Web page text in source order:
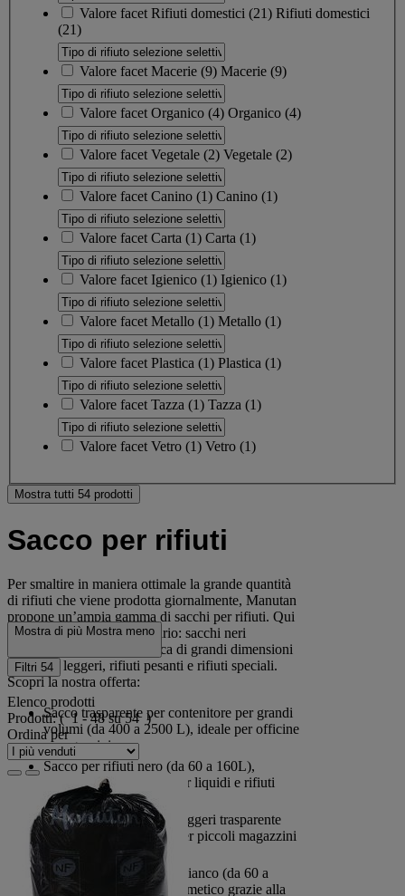
Valore facet Rifiuti domestici (21) Rifiuti domestici
(21)
Valore facet Macerie (9) Macerie (9)
Valore facet Organico (4) Organico (4)
Valore facet Vegetale (2) Vegetale (2)
Valore facet Canino (1) Canino (1)
Valore facet Carta (1) Carta (1)
Valore facet Igienico (1) Igienico (1)
Valore facet Metallo (1) Metallo (1)
Valore facet Plastica (1) Plastica (1)
Valore facet Tazza (1) Tazza (1)
Valore facet Vetro (1) Vetro (1)
Mostra tutti 54 prodotti
Sacco per rifiuti
Per smaltire in maniera ottimale la grande quantità
di rifiuti che viene prodotta giornalmente, Manutan
propone un’ampia gamma di sacchi per rifiuti. Qui
puoi trovare tutto il necessario: sacchi neri
industriali e sacchi di plastica di grandi dimensioni
per rifiuti leggeri, rifiuti pesanti e rifiuti speciali.
Scopri la nostra offerta:
Sacco trasparente per contenitore per grandi
volumi (da 400 a 2500 L), ideale per officine
e magazzini;
Sacco per rifiuti nero (da 60 a 160L),
particolarmente adatto per liquidi e rifiuti
leggeri;
Sacco per rifiuti urbani leggeri trasparente
(da 30 a 110 L), ideale per piccoli magazzini
Sacco per rifiuti pesanti bianco (da 60 a
160L), completamente ermetico grazie alla
Mostra di più Mostra meno
Filtri 54
Elenco prodotti
Prodotti:( 1 - 48 su 54 )
Ordina per